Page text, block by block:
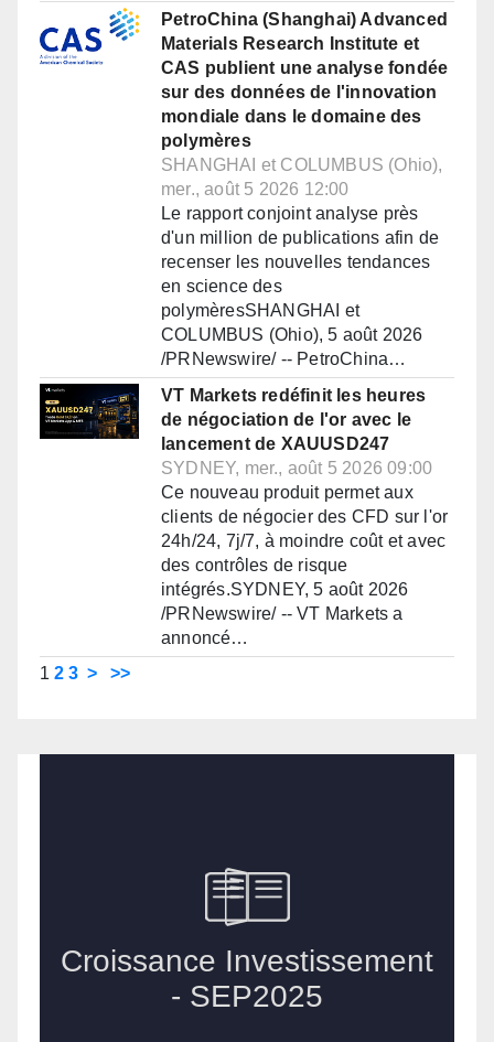
PetroChina (Shanghai) Advanced
Materials Research Institute et
CAS publient une analyse fondée
sur des données de l'innovation
mondiale dans le domaine des
polymères
SHANGHAI et COLUMBUS (Ohio),
mer., août 5 2026 12:00
Le rapport conjoint analyse près
d'un million de publications afin de
recenser les nouvelles tendances
en science des
polymèresSHANGHAI et
COLUMBUS (Ohio), 5 août 2026
/PRNewswire/ -- PetroChina…
VT Markets redéfinit les heures
de négociation de l'or avec le
lancement de XAUUSD247
SYDNEY, mer., août 5 2026 09:00
Ce nouveau produit permet aux
clients de négocier des CFD sur l'or
24h/24, 7j/7, à moindre coût et avec
des contrôles de risque
intégrés.SYDNEY, 5 août 2026
/PRNewswire/ -- VT Markets a
annoncé…
1 2 3 > >>